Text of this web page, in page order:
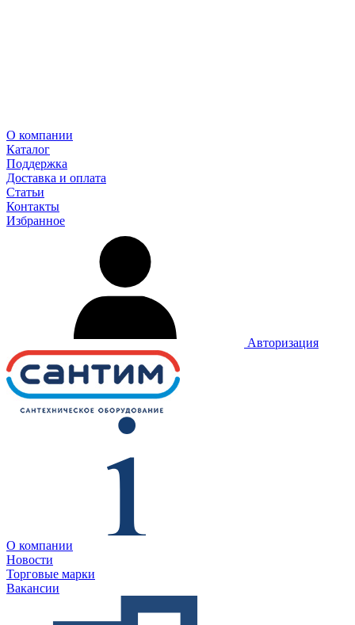
О компании
Каталог
Поддержка
Доставка и оплата
Статьи
Контакты
Избранное
Авторизация
О компании
Новости
Торговые марки
Вакансии